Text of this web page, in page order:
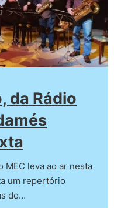
da Rádio
MEC leva ao ar nesta
um repertório
do…